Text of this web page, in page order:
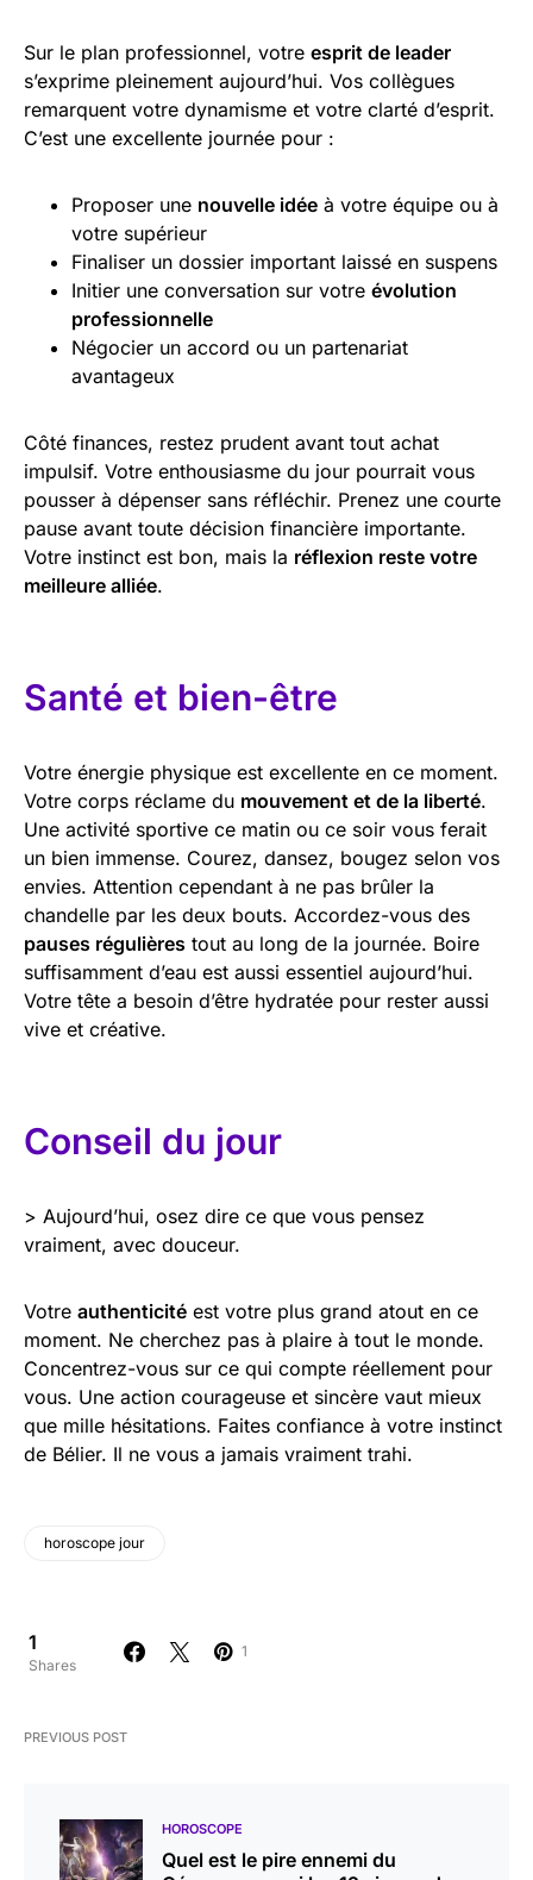
Sur le plan professionnel, votre esprit de leader
s’exprime pleinement aujourd’hui. Vos collègues
remarquent votre dynamisme et votre clarté d’esprit.
C’est une excellente journée pour :
Proposer une nouvelle idée à votre équipe ou à
votre supérieur
Finaliser un dossier important laissé en suspens
Initier une conversation sur votre évolution
professionnelle
Négocier un accord ou un partenariat
avantageux
Côté finances, restez prudent avant tout achat
impulsif. Votre enthousiasme du jour pourrait vous
pousser à dépenser sans réfléchir. Prenez une courte
pause avant toute décision financière importante.
Votre instinct est bon, mais la réflexion reste votre
meilleure alliée.
Santé et bien-être
Votre énergie physique est excellente en ce moment.
Votre corps réclame du mouvement et de la liberté.
Une activité sportive ce matin ou ce soir vous ferait
un bien immense. Courez, dansez, bougez selon vos
envies. Attention cependant à ne pas brûler la
chandelle par les deux bouts. Accordez-vous des
pauses régulières tout au long de la journée. Boire
suffisamment d’eau est aussi essentiel aujourd’hui.
Votre tête a besoin d’être hydratée pour rester aussi
vive et créative.
Conseil du jour
> Aujourd’hui, osez dire ce que vous pensez
vraiment, avec douceur.
Votre authenticité est votre plus grand atout en ce
moment. Ne cherchez pas à plaire à tout le monde.
Concentrez-vous sur ce qui compte réellement pour
vous. Une action courageuse et sincère vaut mieux
que mille hésitations. Faites confiance à votre instinct
de Bélier. Il ne vous a jamais vraiment trahi.
horoscope jour
1
Shares
1
PREVIOUS POST
HOROSCOPE
Quel est le pire ennemi du